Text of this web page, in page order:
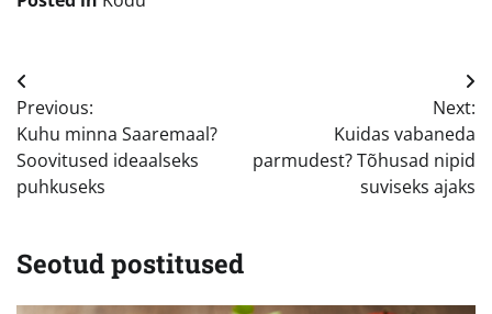
Navigeerimine
Previous:
Kuhu minna Saaremaal?
Soovitused ideaalseks
puhkuseks
Next:
Kuidas vabaneda
parmudest? Tõhusad nipid
suviseks ajaks
Seotud postitused